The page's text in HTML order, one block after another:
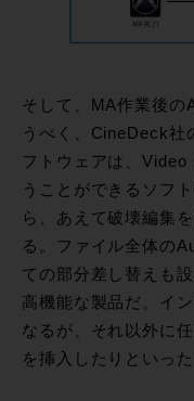
そして、MA作業後の
うべく、CineDeck社
フトウェアは、
うことができるソフ
ら、あえて破壊編集
る。ファイル全体の
ての部分差し替えも
高機能な製品だ。イ
なるが、それ以外に
を挿入したりといっ